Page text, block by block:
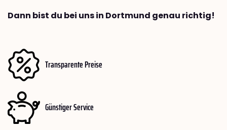
Dann bist du bei uns in Dortmund genau richtig!
Transparente Preise
Günstiger Service